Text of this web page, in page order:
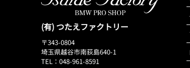
(有) つたえファクトリー
〒343-0804
埼玉県越谷市南荻島640-1
TEL：048-961-8591